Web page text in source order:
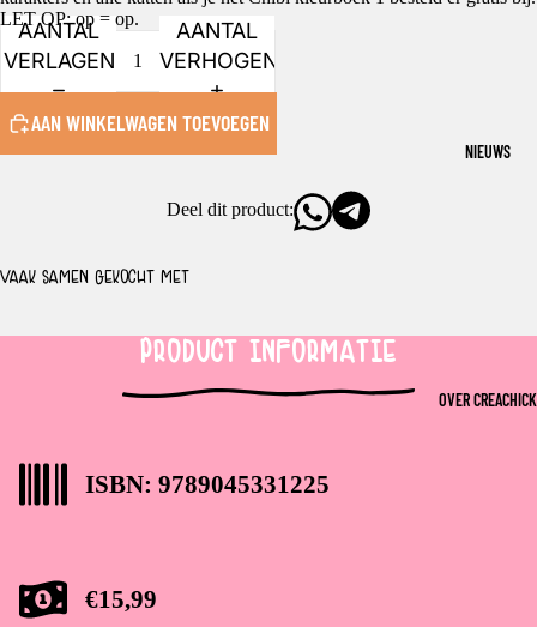
NIEUWS
OVER CREACHICK
LET OP: op = op.
AANTAL
VERLAGEN
AANTAL
VERHOGEN
AAN WINKELWAGEN TOEVOEGEN
Deel dit product:
VAAK SAMEN GEKOCHT MET
PRODUCT INFORMATIE
ISBN: 9789045331225
€15,99